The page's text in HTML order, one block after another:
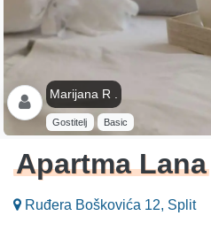
Marijana R .
Gostitelj Basic
Apartma Lana
Ruđera Boškovića 12, Split